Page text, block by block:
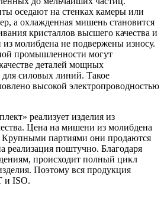
оседают на стенках камеры или
а охлажденная мишень становится
кристаллов высшего качества и
молибдена не подвержены износу.
промышленности могут
деталей мощных
силовых линий. Такое
высокой электропроводностью
реализует изделия из
Цена на мишени из молибдена
Крупными партиями они продаются
реализация поштучно. Благодаря
происходит полный цикл
Поэтому вся продукция
и ISO.